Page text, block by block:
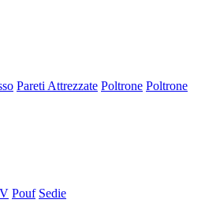
Pareti Attrezzate Poltrone Poltrone
Pouf Sedie